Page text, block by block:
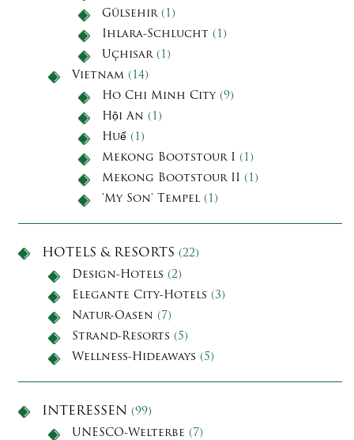
Gülsehir(1)
Ihlara-Schlucht (1)
Uçhisar(1)
Vietnam (14)
Ho Chi Minh City(9)
Hội An (1)
Huế (1)
Mekong Bootstour I (1)
Mekong Bootstour II (1)
'My Son' Tempel (1)
HOTELS & RESORTS (22)
Design-Hotels (2)
Elegante City-Hotels (3)
Natur-Oasen (7)
Strand-Resorts (5)
Wellness-Hideaways (5)
INTERESSEN (99)
UNESCO-Welterbe (7)